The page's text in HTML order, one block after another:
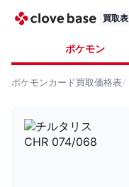
買取表
ポケモン
ポケモンカード買取価格表